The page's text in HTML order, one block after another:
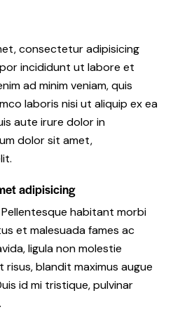
consectetur adipisicing
incididunt ut labore et
ad minim veniam, quis
laboris nisi ut aliquip ex ea
aute irure dolor in
dolor sit amet,
adipisicing
habitant morbi
et malesuada fames ac
ligula non molestie
blandit maximus augue
id mi tristique, pulvinar